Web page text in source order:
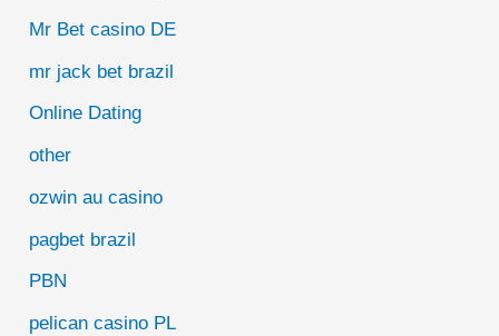
Mr Bet casino DE
mr jack bet brazil
Online Dating
other
ozwin au casino
pagbet brazil
PBN
pelican casino PL